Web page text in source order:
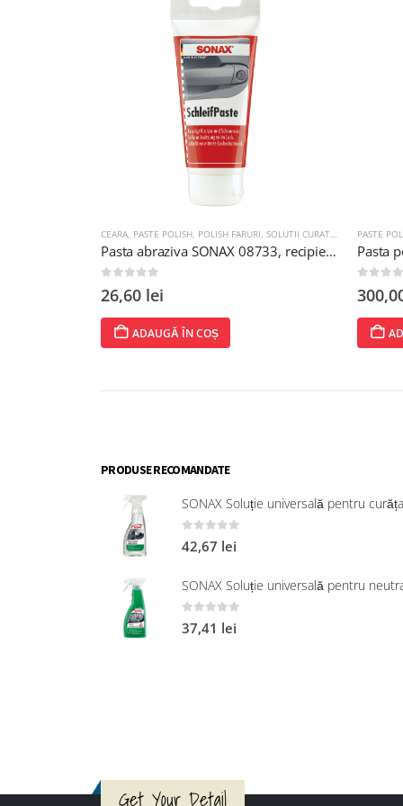
PASTE POLISH
Pasta polish CleaRub 305 (Medium cut) Nasiol
300,00lei
ADAUGĂ ÎN COȘ
PASTE
PRODUSE RECOMANDATE
0 out of 5
42,67 lei
0out of 5
37,41 lei
Get Your Detail